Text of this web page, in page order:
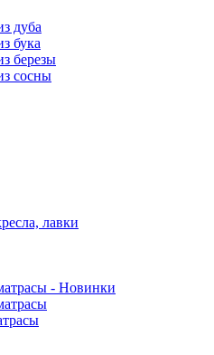
дуба
бука
березы
сосны
лавки
- Новинки